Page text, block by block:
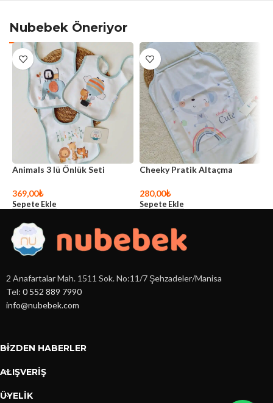
Nubebek Öneriyor
Animals 3 lü Önlük Seti
369,00₺
Sepete Ekle
Cheeky Pratik Altaçma
280,00₺
Sepete Ekle
2 Anafartalar Mah. 1511 Sok. No:11/7 Şehzadeler/Manisa
Tel: 0 552 889 7990
info@nubebek.com
BIZDEN HABERLER
ALIŞVERİŞ
ÜYELİK